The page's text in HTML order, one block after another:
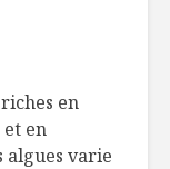
en
en
varie